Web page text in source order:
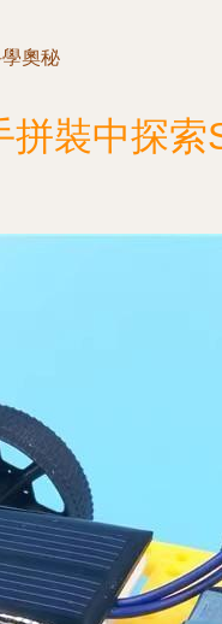
奧秘
拼裝中探